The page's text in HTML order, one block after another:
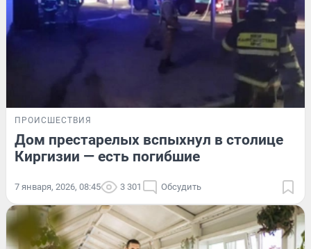
ПРОИСШЕСТВИЯ
Дом престарелых вспыхнул в столице
Киргизии — есть погибшие
7 января, 2026, 08:45 3 301 Обсудить